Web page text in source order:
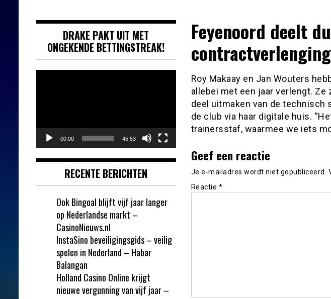
Feyenoord deelt
Roy Makaay en Jan Wouters
allebei met een jaar verlengt.
deel uitmaken van de technisch
de club via haar digitale huis.
trainersstaf, waarmee we iets
Geef een reactie
Je e-mailadres wordt niet gepubliceerd.
Reactie *
DRAKE PAKT UIT MET
ONGEKENDE BETTINGSTREAK!
00:00 45:53
RECENTE BERICHTEN
Ook Bingoal blijft vijf jaar langer
op Nederlandse markt –
CasinoNieuws.nl
InstaSino beveiligingsgids – veilig
spelen in Nederland – Habar
Balangan
Holland Casino Online krijgt
nieuwe vergunning van vijf jaar –